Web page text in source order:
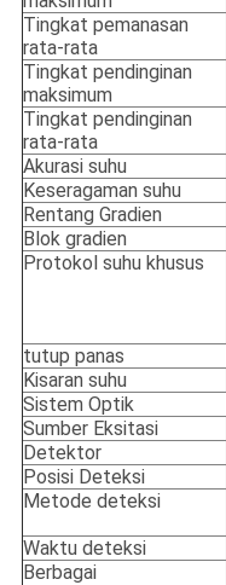
Tingkat pemanasan
rata-rata
Tingkat pendinginan
maksimum
Tingkat pendinginan
rata-rata
Akurasi suhu
Keseragaman suhu
Rentang Gradien
Blok gradien
Protokol suhu khusus
tutup panas
Kisaran suhu
Sistem Optik
Sumber Eksitasi
Detektor
Posisi Deteksi
Metode deteksi
Waktu deteksi
Berbagai